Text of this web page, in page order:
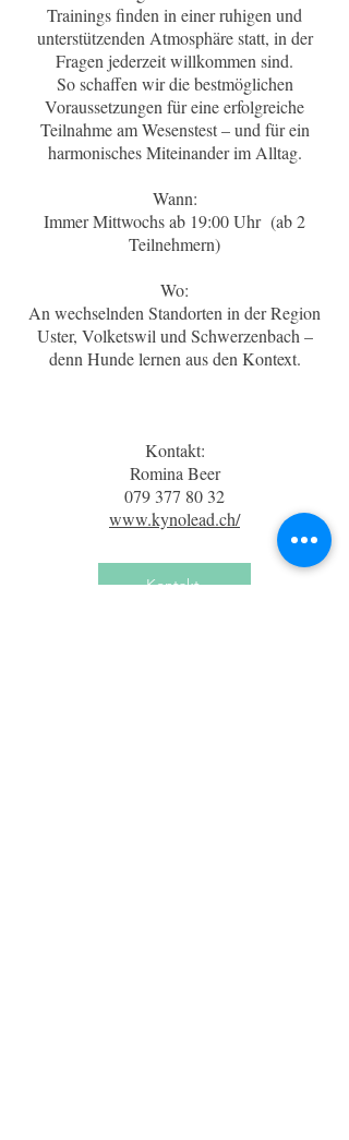
Trainings finden in einer ruhigen und
unterstützenden Atmosphäre statt, in der
Fragen jederzeit willkommen sind.
So schaffen wir die bestmöglichen
Voraussetzungen für eine erfolgreiche
Teilnahme am Wesenstest – und für ein
harmonisches Miteinander im Alltag.
Wann:
Immer Mittwochs ab 19:00 Uhr (ab 2
Teilnehmern)
Wo:
An wechselnden Standorten in der Region
Uster, Volketswil und Schwerzenbach –
denn Hunde lernen aus den Kontext.
Kontakt:
Romina Beer
079 377 80 32
www.kynolead.ch/
Kontakt